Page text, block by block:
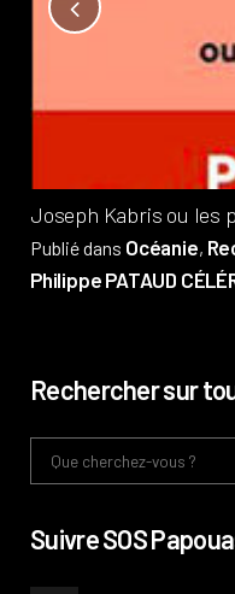
Joseph Kabris ou les
Publié dans Océanie,
Philippe PATAUD
Rechercher sur
Suivre SOS